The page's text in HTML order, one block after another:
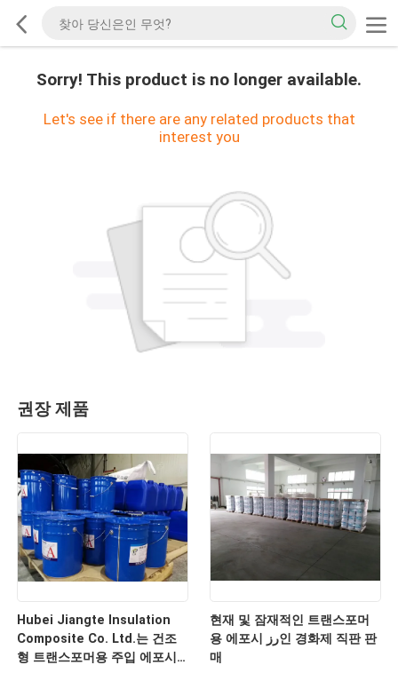
Sorry! This product is no longer available.
Let's see if there are any related products that
interest you
권장 제품
Hubei Jiangte Insulation
Composite Co. Ltd.는 건조
형 트랜스포머용 주입 에포시
현재 및 잠재적인 트랜스포머
용 에포시 رز인 경화제 직판 판
매